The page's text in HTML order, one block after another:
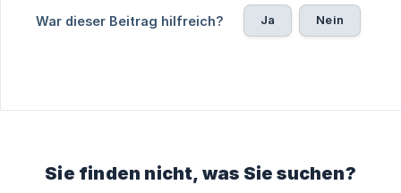
War dieser Beitrag hilfreich? Ja Nein
Sie finden nicht, was Sie suchen?